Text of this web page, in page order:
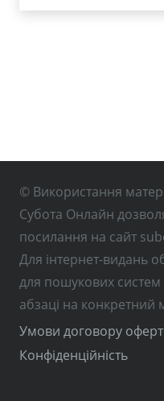
© Використання
Субота Онлайн
посилання на сайт
Для інтернет-видань
для пошукових
абзаці на конкретний
Умови договору
Конфіденційність